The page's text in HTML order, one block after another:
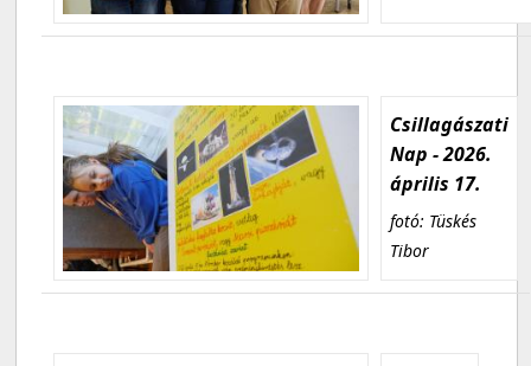
Csillagászati
Nap - 2026.
április 17.
fotó: Tüskés
Tibor